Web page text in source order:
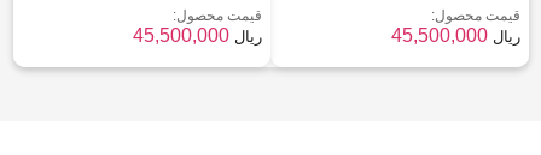
قیمت محصول:
45,500,000 ریال
قیمت محصول:
45,500,000 ریال